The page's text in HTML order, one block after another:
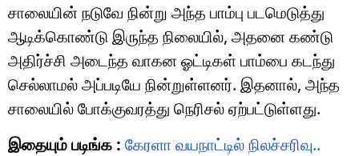
சாலையின் நடுவே நின்று அந்த பாம்பு படமெடுத்து
ஆடிக்கொண்டு இருந்த நிலையில், அதனை கண்டு
அதிர்ச்சி அடைந்த வாகன ஓட்டிகள் பாம்பை கடந்து
செல்லாமல் அப்படியே நின்றுள்ளனர். இதனால், அந்த
சாலையில் போக்குவரத்து நெரிசல் ஏற்பட்டுள்ளது.
இதையும் படிங்க : கேரளா வயநாட்டில் நிலச்சரிவு..